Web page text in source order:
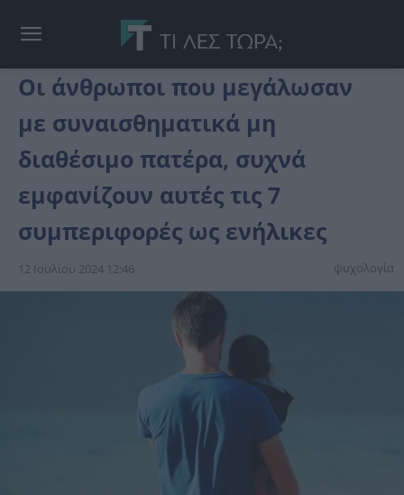
Οι άνθρωποι που μεγάλωσαν
με συναισθηματικά μη
διαθέσιμο πατέρα, συχνά
εμφανίζουν αυτές τις 7
συμπεριφορές ως ενήλικες
12 Ιουλίου 2024 12:46 ψυχολογία